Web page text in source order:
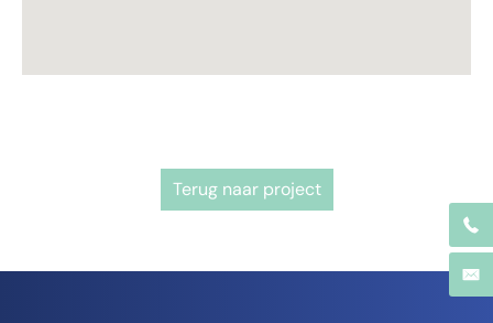
Terug naar project